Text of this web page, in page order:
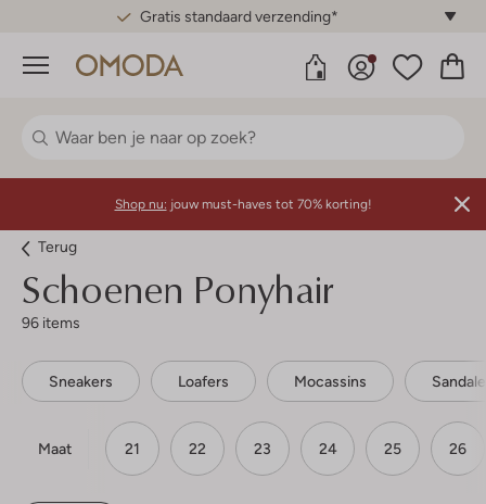
Gratis standaard verzending*
Menu
Shop nu: jouw must-haves tot 70% korting!
Terug
Schoenen Ponyhair
96 items
Sneakers Loafers Mocassins
Maat 21 22 23 24 25 26